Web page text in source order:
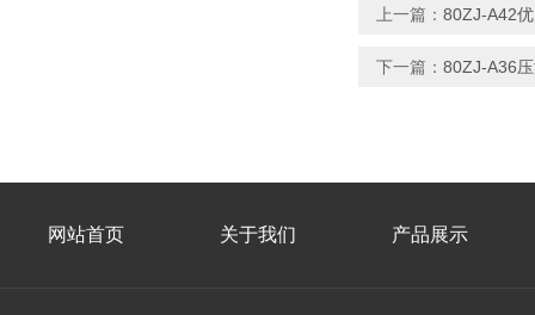
上一篇： 80ZJ-A42
下一篇： 80ZJ-A36
网站首页 关于我们 产品展示